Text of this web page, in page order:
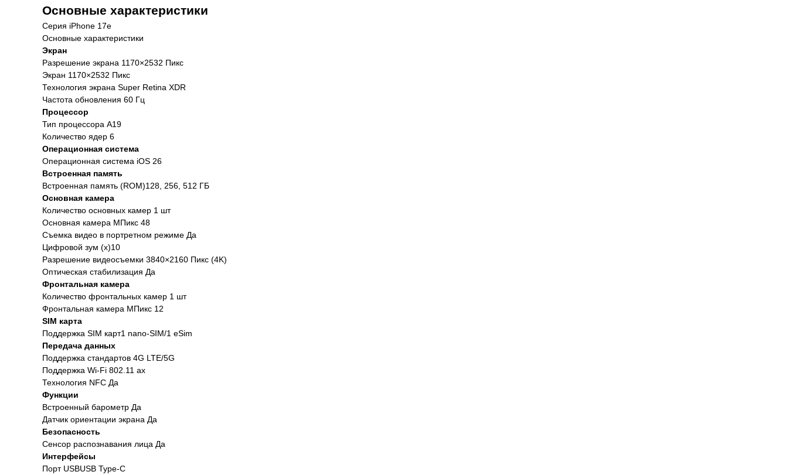
Основные характеристики
Серия iPhone 17e
Основные характеристики
Экран
Разрешение экрана 1170×2532 Пикс
Экран 1170×2532 Пикс
Технология экрана Super Retina XDR
Частота обновления 60 Гц
Процессор
Тип процессора A19
Количество ядер 6
Операционная система
Операционная система iOS 26
Встроенная память
Встроенная память (ROM)128, 256, 512 ГБ
Основная камера
Количество основных камер 1 шт
Основная камера МПикс 48
Съемка видео в портретном режиме Да
Цифровой зум (x)10
Разрешение видеосъемки 3840×2160 Пикс (4K)
Оптическая стабилизация Да
Фронтальная камера
Количество фронтальных камер 1 шт
Фронтальная камера МПикс 12
SIM карта
Поддержка SIM карт1 nano-SIM/1 eSim
Передача данных
Поддержка стандартов 4G LTE/5G
Поддержка Wi-Fi 802.11 ax
Технология NFC Да
Функции
Встроенный барометр Да
Датчик ориентации экрана Да
Безопасность
Сенсор распознавания лица Да
Интерфейсы
Порт USBUSB Type-C